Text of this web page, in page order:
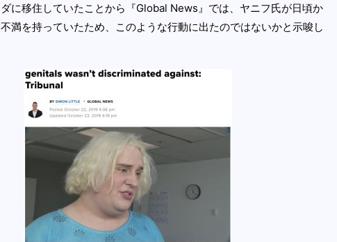
に移住していたことから『Global News』では、ヤニフ氏が日頃か
満を持っていたため、このような行動に出たのではないかと示唆し